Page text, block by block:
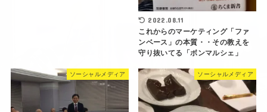
2022.08.11
これからのマーケティング「ファ
ンベース」の本質・・その教えを
守り抜いてる「ボンマルシェ」
ソーシャルメディア ソーシャルメディア